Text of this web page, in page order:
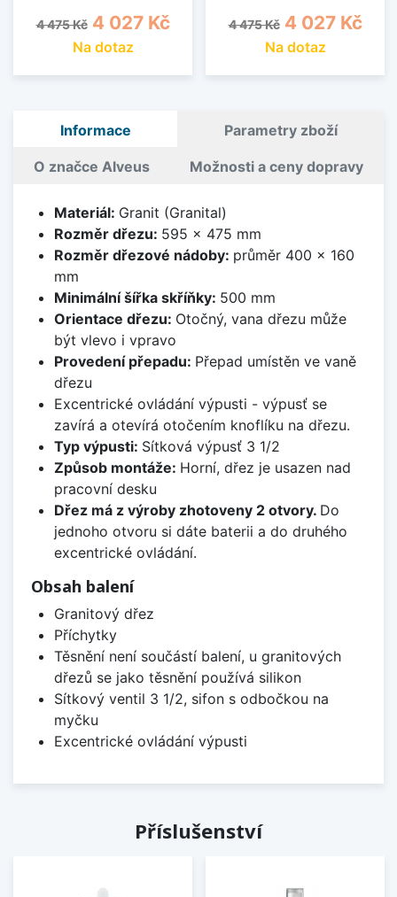
Běžná cena
4 475 Kč Cena
4 027 Kč
Na dotaz
Běžná cena
4 475 Kč Cena
4 027 Kč
Na dotaz
Informace Parametry zboží
O značce Alveus Možnosti a ceny dopravy
Materiál: Granit (Granital)
Rozměr dřezu: 595 x 475 mm
Rozměr dřezové nádoby: průměr 400 x 160
mm
Minimální šířka skříňky: 500 mm
Orientace dřezu: Otočný, vana dřezu může
být vlevo i vpravo
Provedení přepadu: Přepad umístěn ve vaně
dřezu
Excentrické ovládání výpusti - výpusť se
zavírá a otevírá otočením knoflíku na dřezu.
Typ výpusti: Sítková výpusť 3 1/2
Způsob montáže: Horní, dřez je usazen nad
pracovní desku
Dřez má z výroby zhotoveny 2 otvory. Do
jednoho otvoru si dáte baterii a do druhého
excentrické ovládání.
Obsah balení
Granitový dřez
Příchytky
Těsnění není součástí balení, u granitových
dřezů se jako těsnění používá silikon
Sítkový ventil 3 1/2, sifon s odbočkou na
myčku
Excentrické ovládání výpusti
Příslušenství